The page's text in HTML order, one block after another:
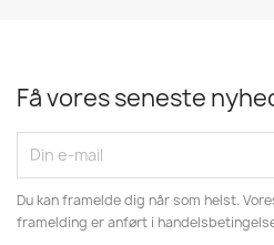
Få vores seneste
Du kan framelde dig når som helst.
framelding er anført i